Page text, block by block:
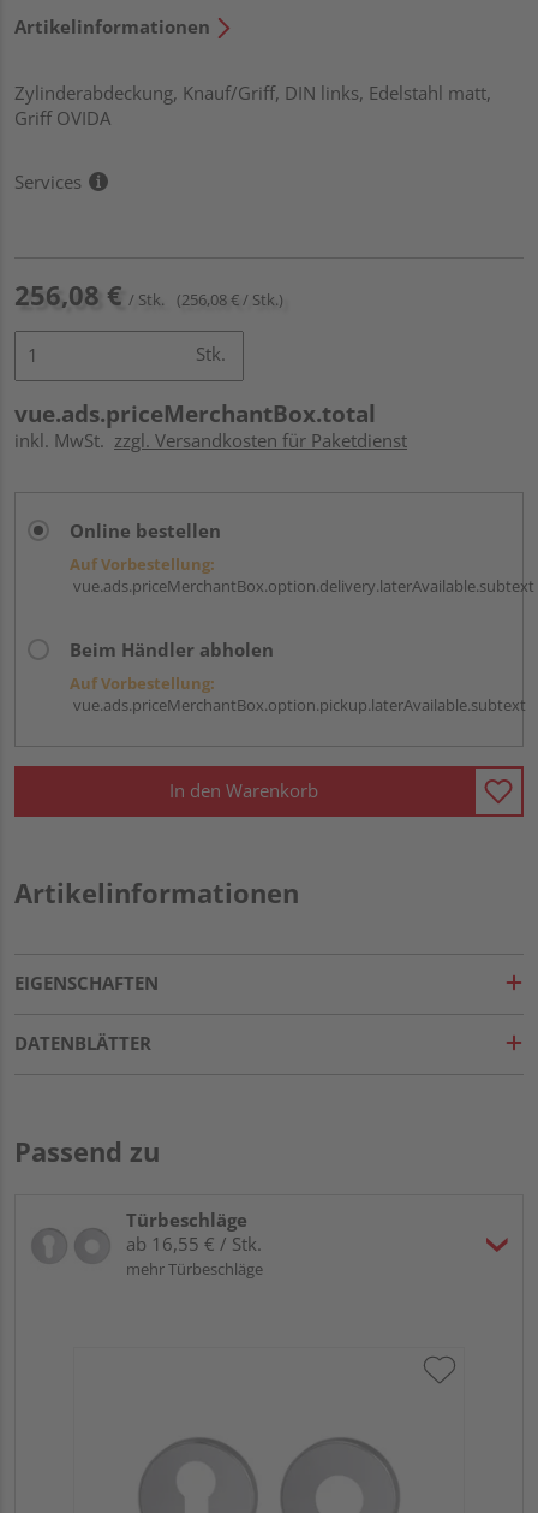
Artikelinformationen
Zylinderabdeckung, Knauf/Griff, DIN links, Edelstahl matt,
Griff OVIDA
Services
256,08 € / Stk. (256,08 € / Stk.)
Stk.
vue.ads.priceMerchantBox.total
inkl. MwSt. zzgl. Versandkosten für Paketdienst
Online bestellen
Auf Vorbestellung:
vue.ads.priceMerchantBox.option.delivery.laterAvailable.subtext
Beim Händler abholen
Auf Vorbestellung:
vue.ads.priceMerchantBox.option.pickup.laterAvailable.subtext
In den Warenkorb
Artikelinformationen
EIGENSCHAFTEN
DATENBLÄTTER
Passend zu
Türbeschläge
ab 16,55 € / Stk.
mehr Türbeschläge